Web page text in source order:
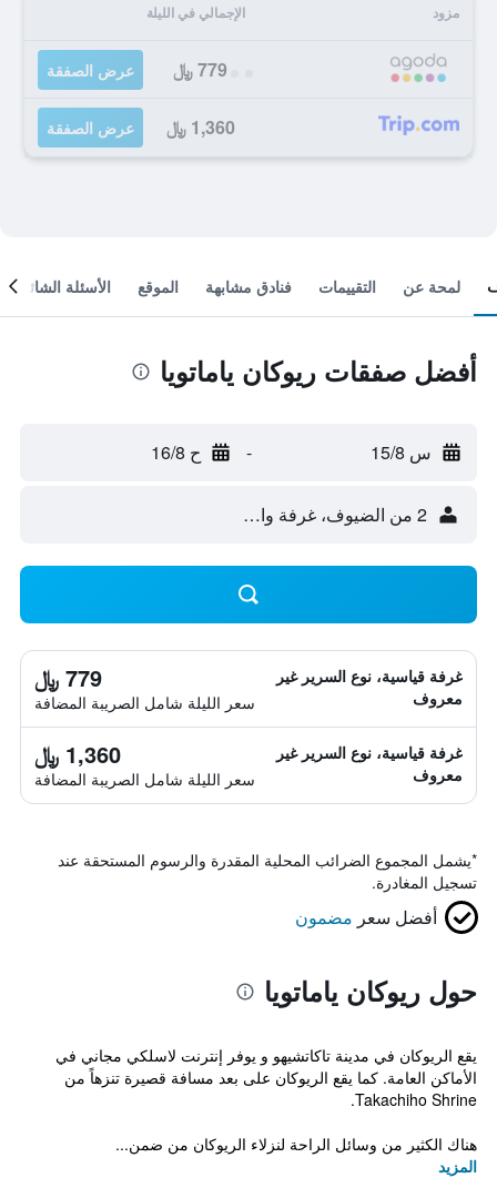
مزود الإجمالي في الليلة
779 ﷼ عرض الصفقة
1,360 ﷼ عرض الصفقة
لمحة عن التقييمات فنادق مشابهة الموقع الأسئلة الشائعة
أفضل صفقات ريوكان ياماتويا
س 15/8 - ح 16/8
2 من الضيوف، غرفة واحدة
غرفة قياسية، نوع السرير غير
معروف
779 ﷼
سعر الليلة شامل الصريبة المضافة
غرفة قياسية، نوع السرير غير
معروف
1,360 ﷼
سعر الليلة شامل الصريبة المضافة
*يشمل المجموع الضرائب المحلية المقدرة والرسوم المستحقة عند
تسجيل المغادرة.
أفضل سعر مضمون
حول ريوكان ياماتويا
يقع الريوكان في مدينة تاكاتشيهو و يوفر إنترنت لاسلكي مجاني في
الأماكن العامة. كما يقع الريوكان على بعد مسافة قصيرة تنزهاً من
Takachiho Shrine.
هناك الكثير من وسائل الراحة لنزلاء الريوكان من ضمن...
المزيد